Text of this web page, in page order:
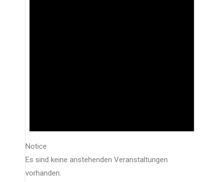
Notice
Es sind keine anstehenden Veranstaltungen
vorhanden.